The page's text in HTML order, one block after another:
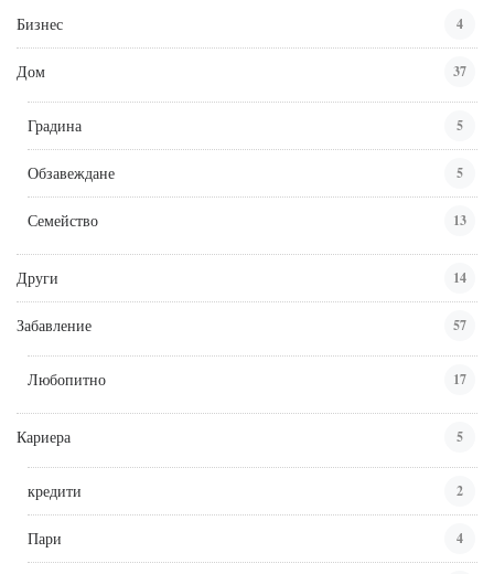
Бизнес 4
Дом 37
Градина 5
Обзавеждане 5
Семейство 13
Други 14
Забавление 57
Любопитно 17
Кариера 5
кредити 2
Пари 4